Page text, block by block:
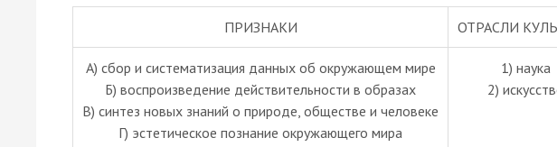
ПРИЗНАКИ ОТРАСЛИ
А) сбор и систематизация данных об окружающем мире
Б) воспроизведение действительности в образах
В) синтез новых знаний о природе, обществе и человеке
Г) эстетическое познание окружающего мира
1) наука
2)